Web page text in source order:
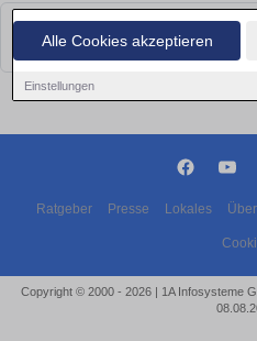
Alle Cookies akzeptieren
Einstellungen
Leider konnten wir derzeit keine
bald wieder vorbei!
Ratgeber Presse Lokales
Copyright © 2000 - 2026 | 1A Infosysteme